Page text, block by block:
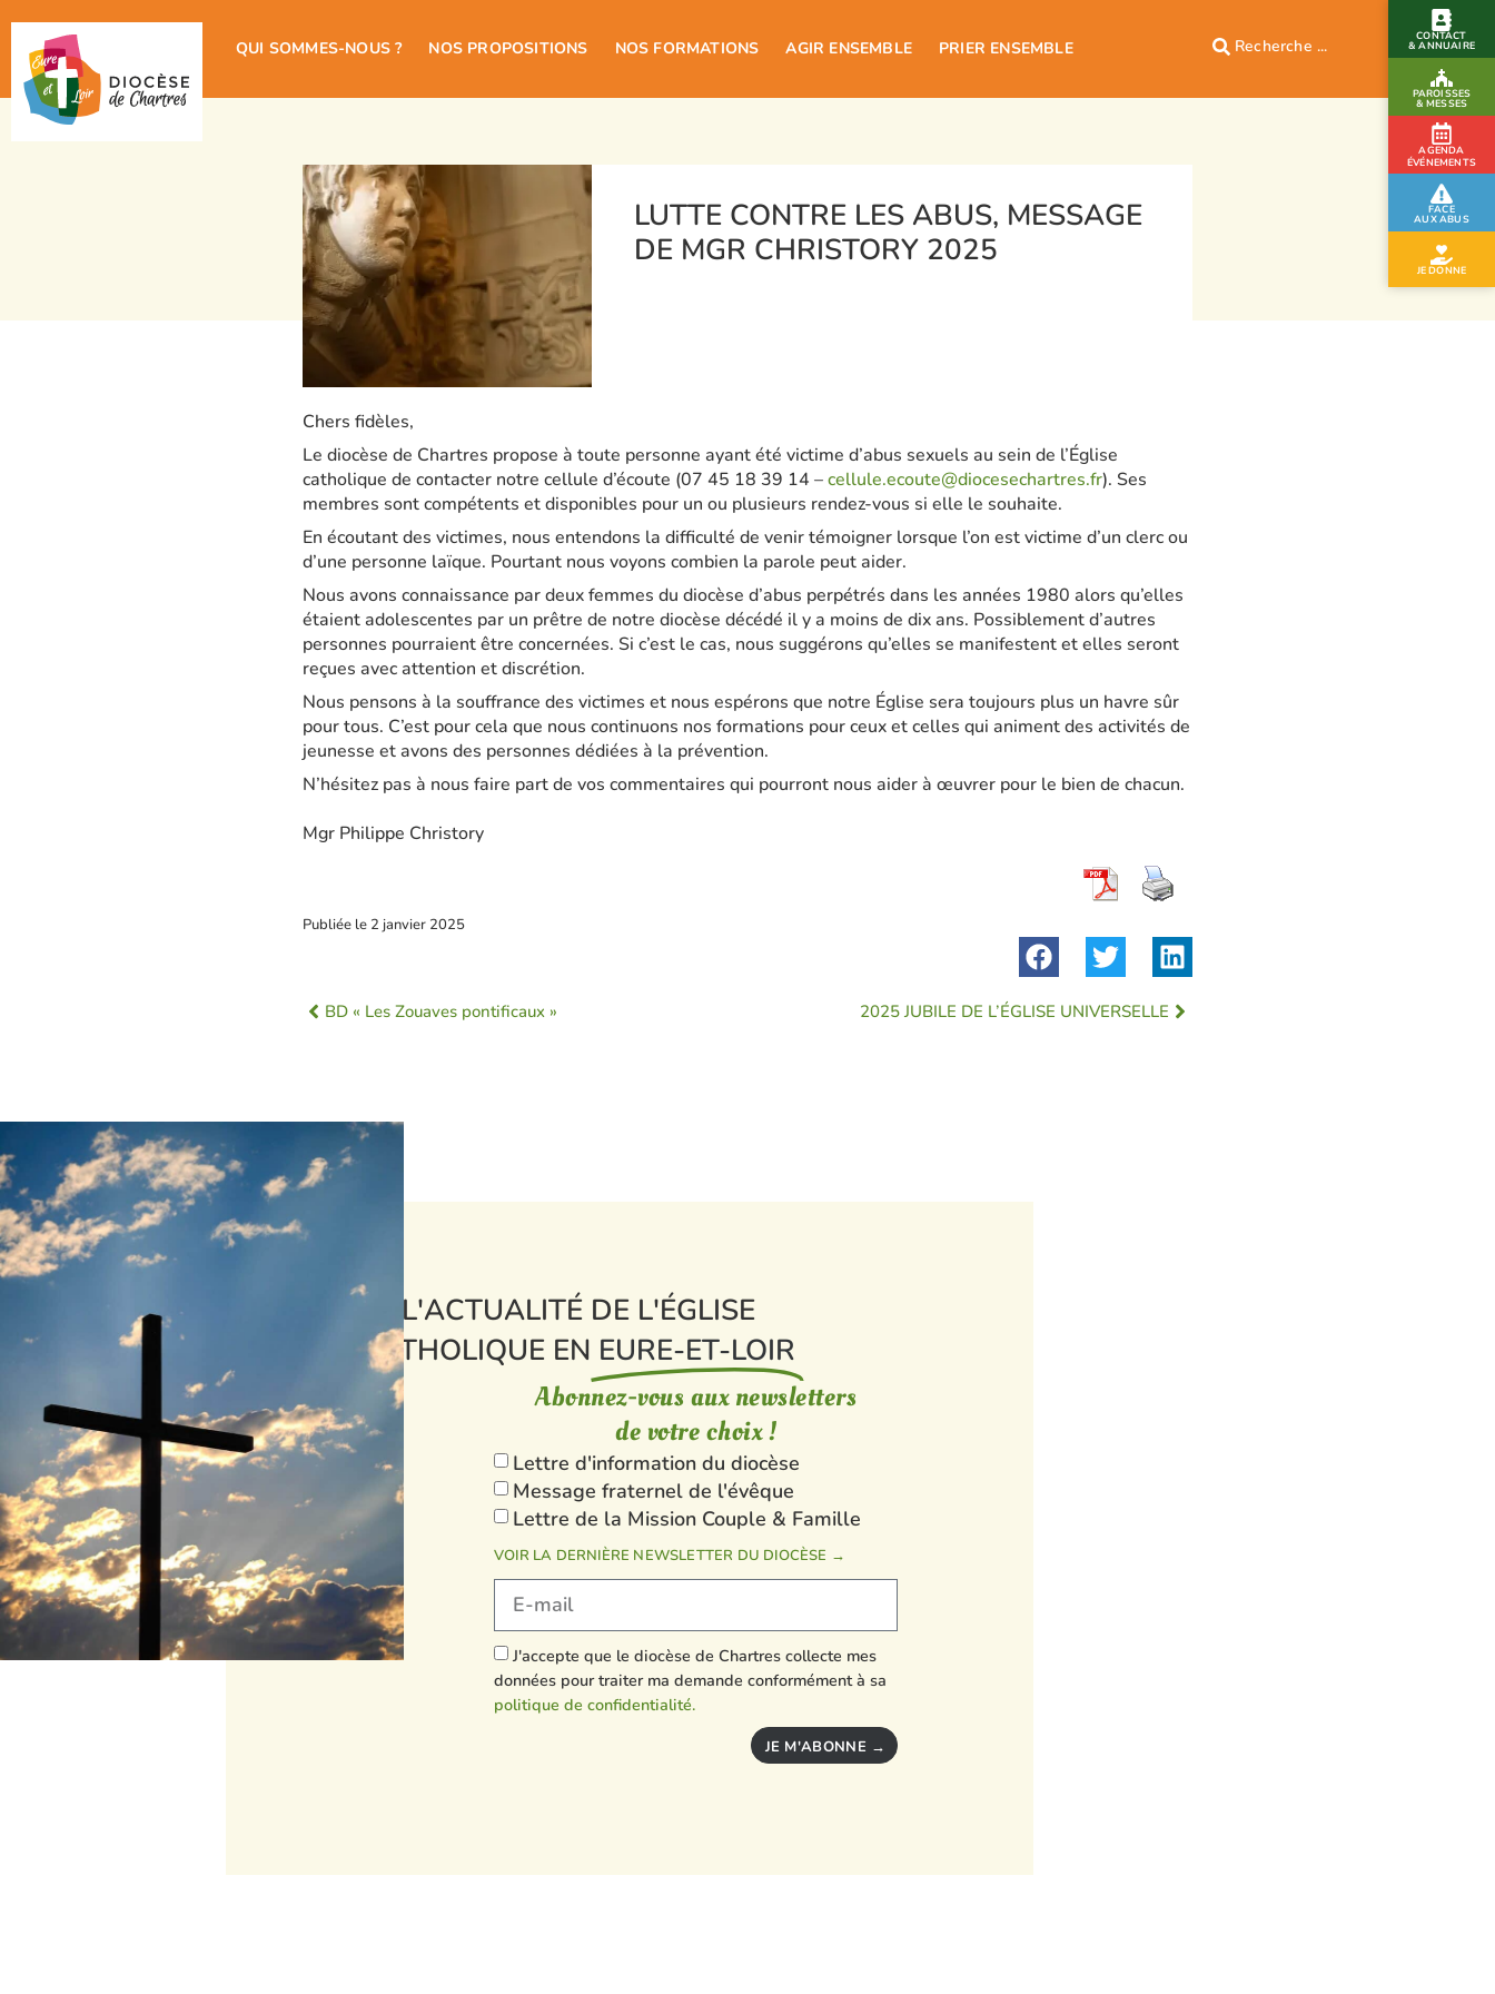
CONTACT
& ANNUAIRE
PAROISSES
& MESSES
AGENDA
ÉVÉNEMENTS
FACE
AUX ABUS
JE DONNE
QUI SOMMES-NOUS ? NOS PROPOSITIONS NOS FORMATIONS AGIR ENSEMBLE PRIER ENSEMBLE
LUTTE CONTRE LES ABUS, MESSAGE
DE MGR CHRISTORY 2025
Chers fidèles,
Le diocèse de Chartres propose à toute personne ayant été victime d’abus sexuels au sein de l’Église
catholique de contacter notre cellule d’écoute (07 45 18 39 14 –cellule.ecoute@diocesechartres.fr). Ses
membres sont compétents et disponibles pour un ou plusieurs rendez-vous si elle le souhaite.
En écoutant des victimes, nous entendons la difficulté de venir témoigner lorsque l’on est victime d’un clerc ou
d’une personne laïque. Pourtant nous voyons combien la parole peut aider.
Nous avons connaissance par deux femmes du diocèse d’abus perpétrés dans les années 1980 alors qu’elles
étaient adolescentes par un prêtre de notre diocèse décédé il y a moins de dix ans. Possiblement d’autres
personnes pourraient être concernées. Si c’est le cas, nous suggérons qu’elles se manifestent et elles seront
reçues avec attention et discrétion.
Nous pensons à la souffrance des victimes et nous espérons que notre Église sera toujours plus un havre sûr
pour tous. C’est pour cela que nous continuons nos formations pour ceux et celles qui animent des activités de
jeunesse et avons des personnes dédiées à la prévention.
N’hésitez pas à nous faire part de vos commentaires qui pourront nous aider à œuvrer pour le bien de chacun.
Mgr Philippe Christory
Publiée le 2 janvier 2025
BD « Les Zouaves pontificaux » 2025 JUBILE DE L’ÉGLISE UNIVERSELLE
L'ACTUALITÉ DE L'ÉGLISE
CATHOLIQUE EN EURE-ET-LOIR
Abonnez-vous aux newsletters
de votre choix !
Lettre d'information du diocèse
Message fraternel de l'évêque
Lettre de la Mission Couple & Famille
VOIR LA DERNIÈRE NEWSLETTER DU DIOCÈSE →
J'accepte que le diocèse de Chartres collecte mes
données pour traiter ma demande conformément à sa
politique de confidentialité.
JE M'ABONNE →